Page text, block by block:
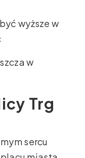
wyższe w
w
Trg
sercu